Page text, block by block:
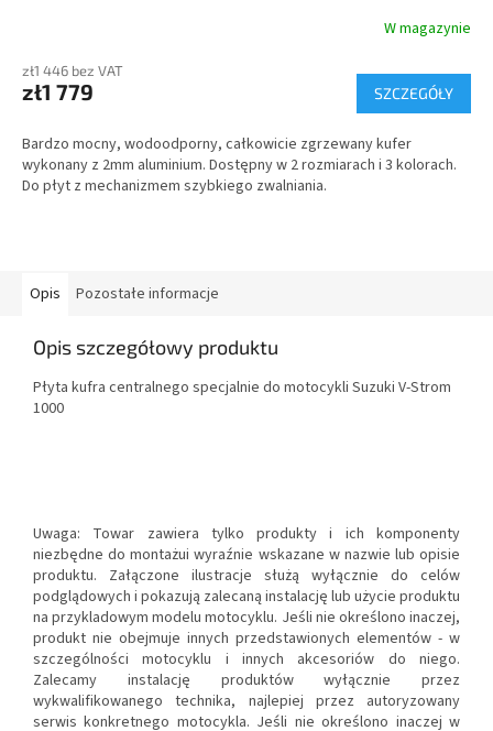
W magazynie
zł1 446 bez VAT
zł1 779 SZCZEGÓŁY
Bardzo mocny, wodoodporny, całkowicie zgrzewany kufer
wykonany z 2mm aluminium. Dostępny w 2 rozmiarach i 3 kolorach.
Do płyt z mechanizmem szybkiego zwalniania.
Opis Pozostałe informacje
Opis szczegółowy produktu
Płyta kufra centralnego specjalnie do motocykli Suzuki V-Strom
1000
Uwaga: Towar zawiera tylko produkty i ich komponenty
niezbędne do montażui wyraźnie wskazane w nazwie lub opisie
produktu. Załączone ilustracje służą wyłącznie do celów
podglądowych i pokazują zalecaną instalację lub użycie produktu
na przykladowym modelu motocyklu. Jeśli nie określono inaczej,
produkt nie obejmuje innych przedstawionych elementów - w
szczególności motocyklu i innych akcesoriów do niego.
Zalecamy instalację produktów wyłącznie przez
wykwalifikowanego technika, najlepiej przez autoryzowany
serwis konkretnego motocykla. Jeśli nie określono inaczej w